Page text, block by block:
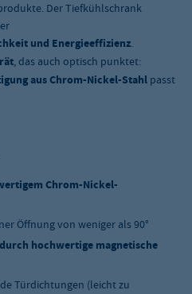
Der Tiefkühlschrank
und Energieeffizienz.
, das auch optisch punktet:
aus Chrom-Nickel-Stahl passt
Chrom-Nickel-
Öffnung von weniger als 90°
hochwertige magnetische
Türdichtungen (leicht zu